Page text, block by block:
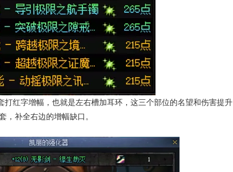
打红字增幅，也就是左右槽加耳环，这三个部位的名望和伤害提升
，补全右边的增幅缺口。